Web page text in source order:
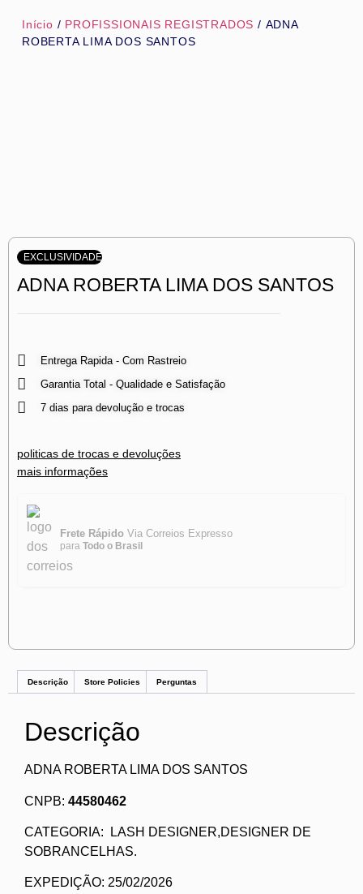
Início / PROFISSIONAIS REGISTRADOS / ADNA
ROBERTA LIMA DOS SANTOS
EXCLUSIVIDADE
ADNA ROBERTA LIMA DOS SANTOS
Entrega Rapida - Com Rastreio
Garantia Total - Qualidade e Satisfação
7 dias para devolução e trocas
politicas de trocas e devoluções
mais informações
Frete Rápido Via Correios Expresso
para Todo o Brasil
Descrição Store Policies Perguntas
Descrição
ADNA ROBERTA LIMA DOS SANTOS
CNPB: 44580462
CATEGORIA: LASH DESIGNER,DESIGNER DE
SOBRANCELHAS.
EXPEDIÇÃO: 25/02/2026